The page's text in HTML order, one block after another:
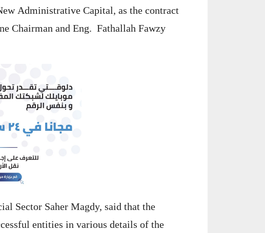
Administrative Capital, as the contract
Chairman and Eng. Fathallah Fawzy
Sector Saher Magdy, said that the
entities in various details of the